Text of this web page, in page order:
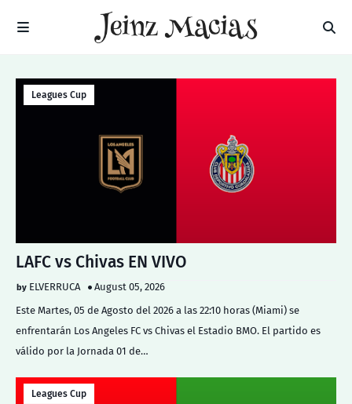
Leagues Cup
LAFC vs Chivas EN VIVO
ELVERRUCA
August 05, 2026
Este Martes, 05 de Agosto del 2026 a las 22:10 horas (Miami) se
enfrentarán Los Angeles FC vs Chivas el Estadio BMO. El partido es
válido por la Jornada 01 de…
Leagues Cup